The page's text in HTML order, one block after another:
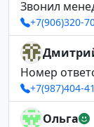
Звонил
+7(906)320-
Номер
+7(987)404-
Ольга